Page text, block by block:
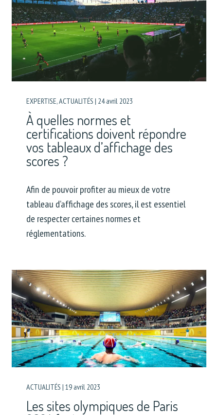
EXPERTISE,ACTUALITÉS | 24 avril 2023
À quelles normes et
certifications doivent répondre
vos tableaux d’affichage des
scores ?
Afin de pouvoir profiter au mieux de votre
tableau d’affichage des scores, il est essentiel
de respecter certaines normes et
réglementations.
ACTUALITÉS | 19 avril 2023
Les sites olympiques de Paris